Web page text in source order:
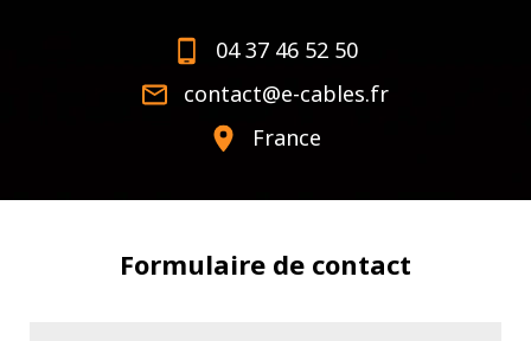
04 37 46 52 50
contact@e-cables.fr
France
Formulaire de contact